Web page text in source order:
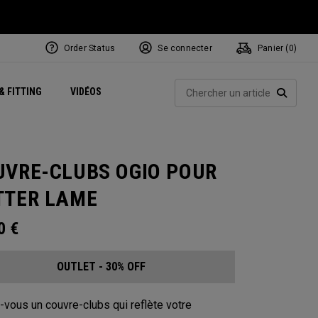
FITTING VIDÉOSExclusive Mavrik Complete Sets
Exclusivités - Balles de Golf
Juillet NEW Headwear
Women's Golf Balls
Exclusivités - Accessoires
Régionaux
Order Status Se connecter Panier ( 0)
CLUBS OGIO POUR
LAME
€
OUTLET - 30% OFF
un couvre-clubs qui reflète votre